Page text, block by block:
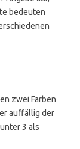
bedeuten
zwei Farben
auffällig der
3 als